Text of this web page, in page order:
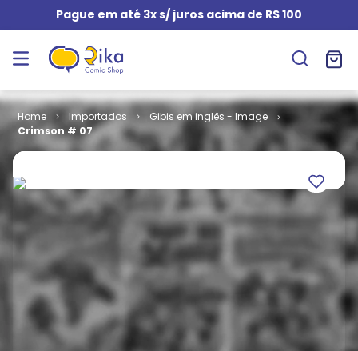
Pague em até 3x s/ juros acima de R$ 100
Importados
Gibis em inglês - Image
Crimson # 07